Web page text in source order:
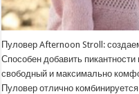
Пуловер Afternoon Stroll:
Способен добавить
свободный и максимально
Пуловер отлично